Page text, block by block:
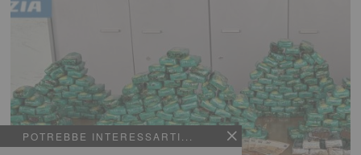
POTREBBE INTERESSARTI...